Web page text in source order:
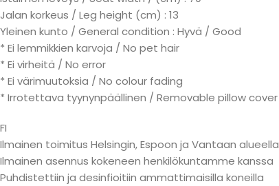
Jalan korkeus / Leg height (cm) : 13
Yleinen kunto / General condition : Hyvä / Good
* Ei lemmikkien karvoja / No pet hair
* Ei virheitä / No error
* Ei värimuutoksia / No colour fading
* Irrotettava tyynynpäällinen / Removable pillow cover
FI
Ilmainen toimitus Helsingin, Espoon ja Vantaan alueella
Ilmainen asennus kokeneen henkilökuntamme kanssa
Puhdistettiin ja desinfioitiin ammattimaisilla koneilla